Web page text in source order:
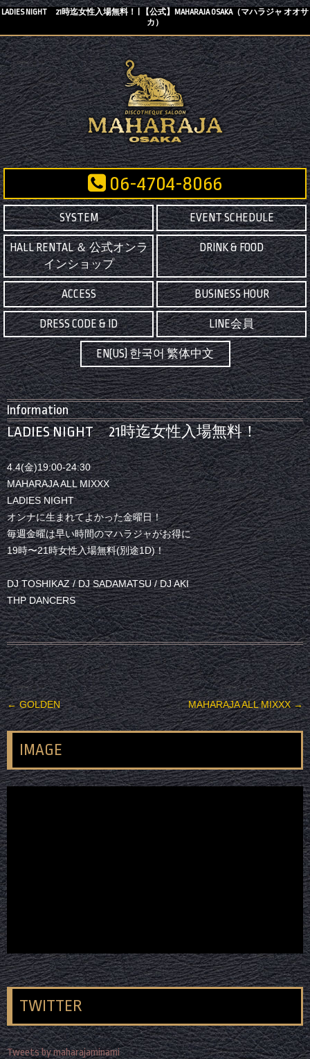
LADIES NIGHT 21時迄女性入場無料！ | 【公式】MAHARAJA OSAKA（マハラジャ オオサ
カ）
06-4704-8066
SYSTEM EVENT SCHEDULE
HALL RENTAL ＆ 公式オンラ
インショップ
DRINK & FOOD
ACCESS BUSINESS HOUR
DRESS CODE & ID LINE会員
EN(US) 한국어 繁体中文
Information
LADIES NIGHT 21時迄女性入場無料！
4.4(金)19:00-24:30
MAHARAJA ALL MIXXX
LADIES NIGHT
オンナに生まれてよかった金曜日！
毎週金曜は早い時間のマハラジャがお得に
19時〜21時女性入場無料(別途1D)！
DJ TOSHIKAZ / DJ SADAMATSU / DJ AKI
THP DANCERS
投稿ナビゲーション
←GOLDEN MAHARAJA ALL MIXXX→
IMAGE
TWITTER
Tweets by maharajaminami